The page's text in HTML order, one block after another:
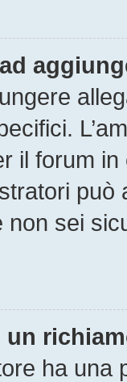
il forum
può
non sei
un
ha una